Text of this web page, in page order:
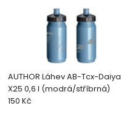
AUTHOR Láhev AB-Tcx-Daiya
X25 0,6 l (modrá/stříbrná)
150 Kč